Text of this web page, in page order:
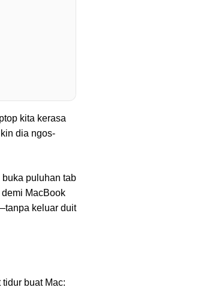
kita kerasa
dia ngos-
buka puluhan tab
MacBook
keluar duit
buat Mac: